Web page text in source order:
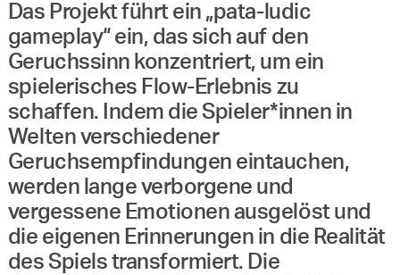
Das Projekt führt ein „pata-ludic
gameplay“ ein, das sich auf den
Geruchssinn konzentriert, um ein
spielerisches Flow-Erlebnis zu
schaffen. Indem die Spieler*innen in
Welten verschiedener
Geruchsempfindungen eintauchen,
werden lange verborgene und
vergessene Emotionen ausgelöst und
die eigenen Erinnerungen in die Realität
des Spiels transformiert. Die